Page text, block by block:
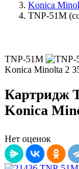
Konica
TNP-51M
TNP-51M
Konica Minolta 2
Картридж
Konica
Нет оценок